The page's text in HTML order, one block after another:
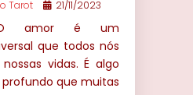
Tarot 21/11/2023
O amor é um
que todos nós
vidas. É algo
que muitas